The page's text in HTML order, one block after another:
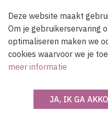
Met steun van de
Deze website maakt
Om je gebruikerservaring
optimaliseren maken we
cookies waarvoor we je
meer informatie
JA, IK GA